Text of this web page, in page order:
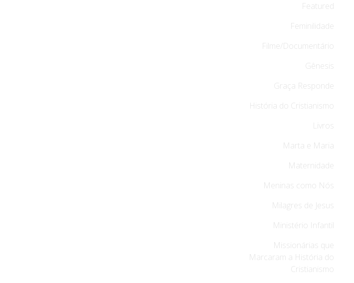
Featured
Feminilidade
Filme/Documentário
Gênesis
Graça Responde
História do Cristianismo
Livros
Marta e Maria
Maternidade
Meninas como Nós
Milagres de Jesus
Ministério Infantil
Missionárias que
Marcaram a História do
Cristianismo